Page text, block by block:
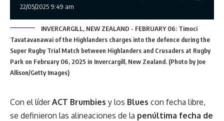
22/05/2025 9:49 am
INVERCARGILL, NEW ZEALAND - FEBRUARY 06: Timoci
Tavatavanawai of the Highlanders charges into the defence during the
Super Rugby Trial Match between Highlanders and Crusaders at Rugby
Park on February 06, 2025 in Invercargill, New Zealand. (Photo by Joe
Allison/Getty Images)
Con el líderACT Brumbies y los Blues con fecha libre,
se definieron las alineaciones de la penúltima fecha de